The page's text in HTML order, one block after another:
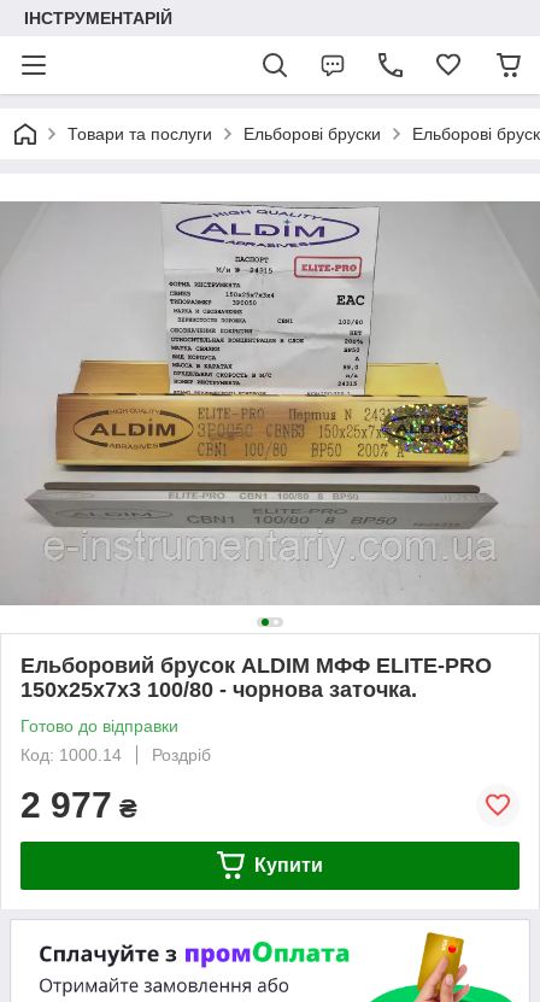
ІНСТРУМЕНТАРІЙ
Товари та послуги Ельборові бруски Ельборові
Ельборовий брусок ALDIM МФФ ELITE-PRO
150х25х7х3 100/80 - чорнова заточка.
Готово до відправки
Код: 1000.14
Роздріб
2 977 ₴
Купити